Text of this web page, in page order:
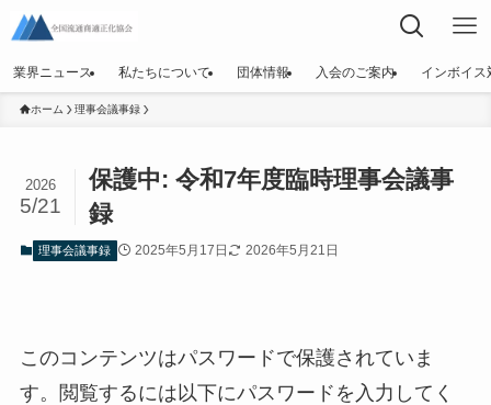
業界ニュース 私たちについて 団体情報 入会のご案内 インボイス
ホーム 理事会議事録
保護中: 令和7年度臨時理事会議事
録
2026
5/21
理事会議事録 2025年5月17日 2026年5月21日
このコンテンツはパスワードで保護されていま
す。閲覧するには以下にパスワードを入力してく